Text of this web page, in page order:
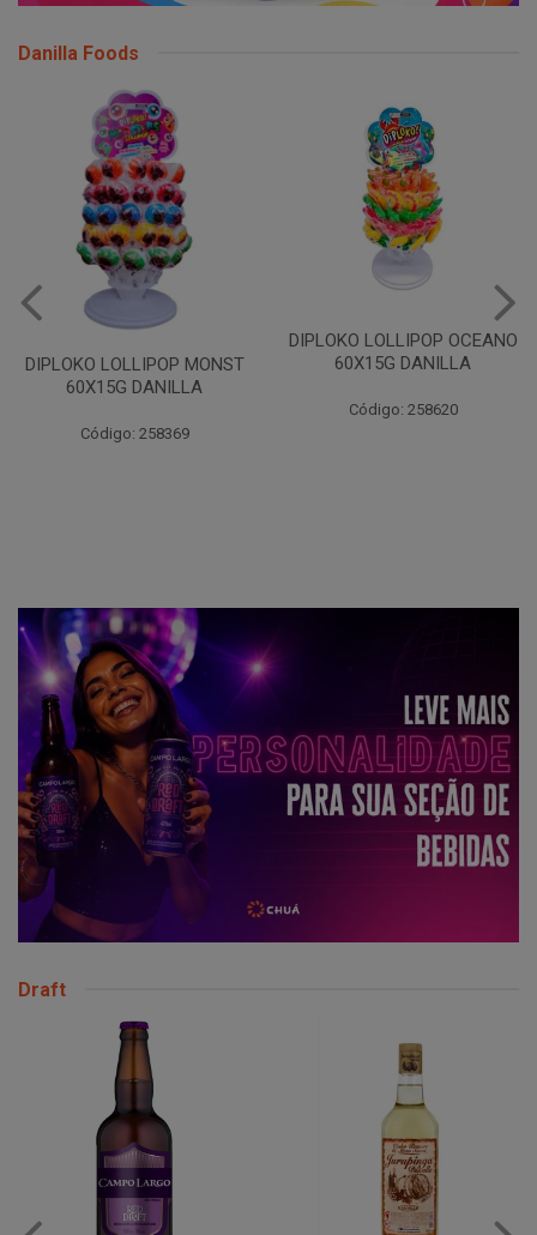
Danilla Foods
DIPLOKO LOLLIPOP OCEANO
60X15G DANILLA
DIPLOKO
POP 60X15G
Código:
Draft